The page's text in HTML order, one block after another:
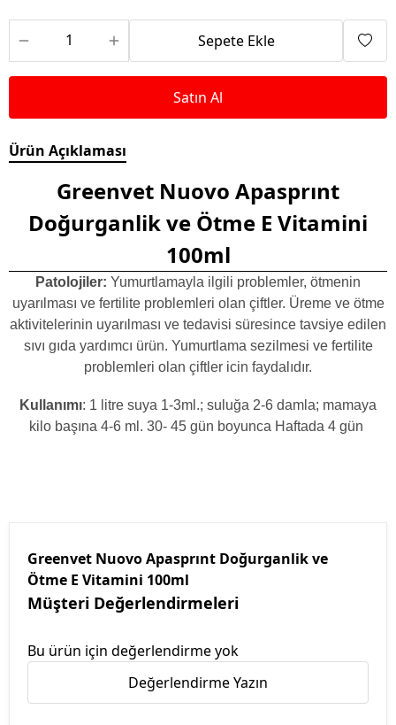
Sepete Ekle
Satın Al
Ürün Açıklaması
Greenvet Nuovo Apasprınt
Doğurganlik ve Ötme E Vitamini
100ml
Patolojiler: Yumurtlamayla ilgili problemler, ötmenin
uyarılması ve fertilite problemleri olan çiftler. Üreme ve ötme
aktivitelerinin uyarılması ve tedavisi süresince tavsiye edilen
sıvı gıda yardımcı ürün. Yumurtlama sezilmesi ve fertilite
problemleri olan çiftler icin faydalıdır.
Kullanımı: 1 litre suya 1-3ml.; suluğa 2-6 damla; mamaya
kilo başına 4-6 ml. 30- 45 gün boyunca Haftada 4 gün
Greenvet Nuovo Apasprınt Doğurganlik ve
Ötme E Vitamini 100ml
Müşteri Değerlendirmeleri
Bu ürün için değerlendirme yok
Değerlendirme Yazın